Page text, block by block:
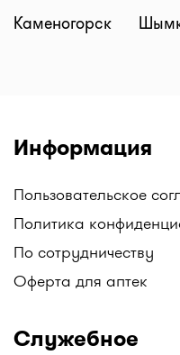
Каменогорск
Информация
Пользовательское
Политика
По сотрудничеству
Оферта для аптек
Служебное